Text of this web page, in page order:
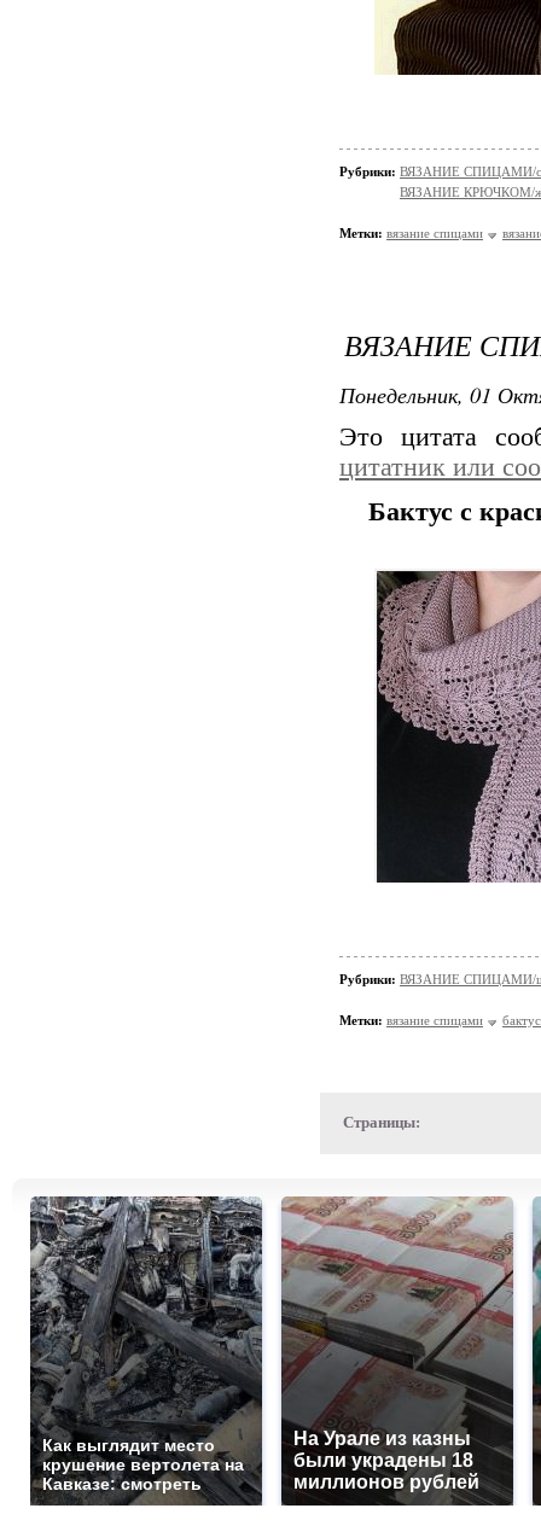
Рубрики: ВЯЗАНИЕ СПИЦАМИ/
ВЯЗАНИЕ КРЮЧКОМ/
Метки: вязание спицами
ВЯЗАНИЕ
Понедельник, 01
Это цитата
цитатник или
Бактус с
Рубрики: ВЯЗАНИЕ СПИЦАМИ/
Метки: вязание спицами бактус
Страницы:
Как выглядит место
крушение вертолета на
Кавказе: смотреть
На Урале из казны
были украдены 18
миллионов рублей